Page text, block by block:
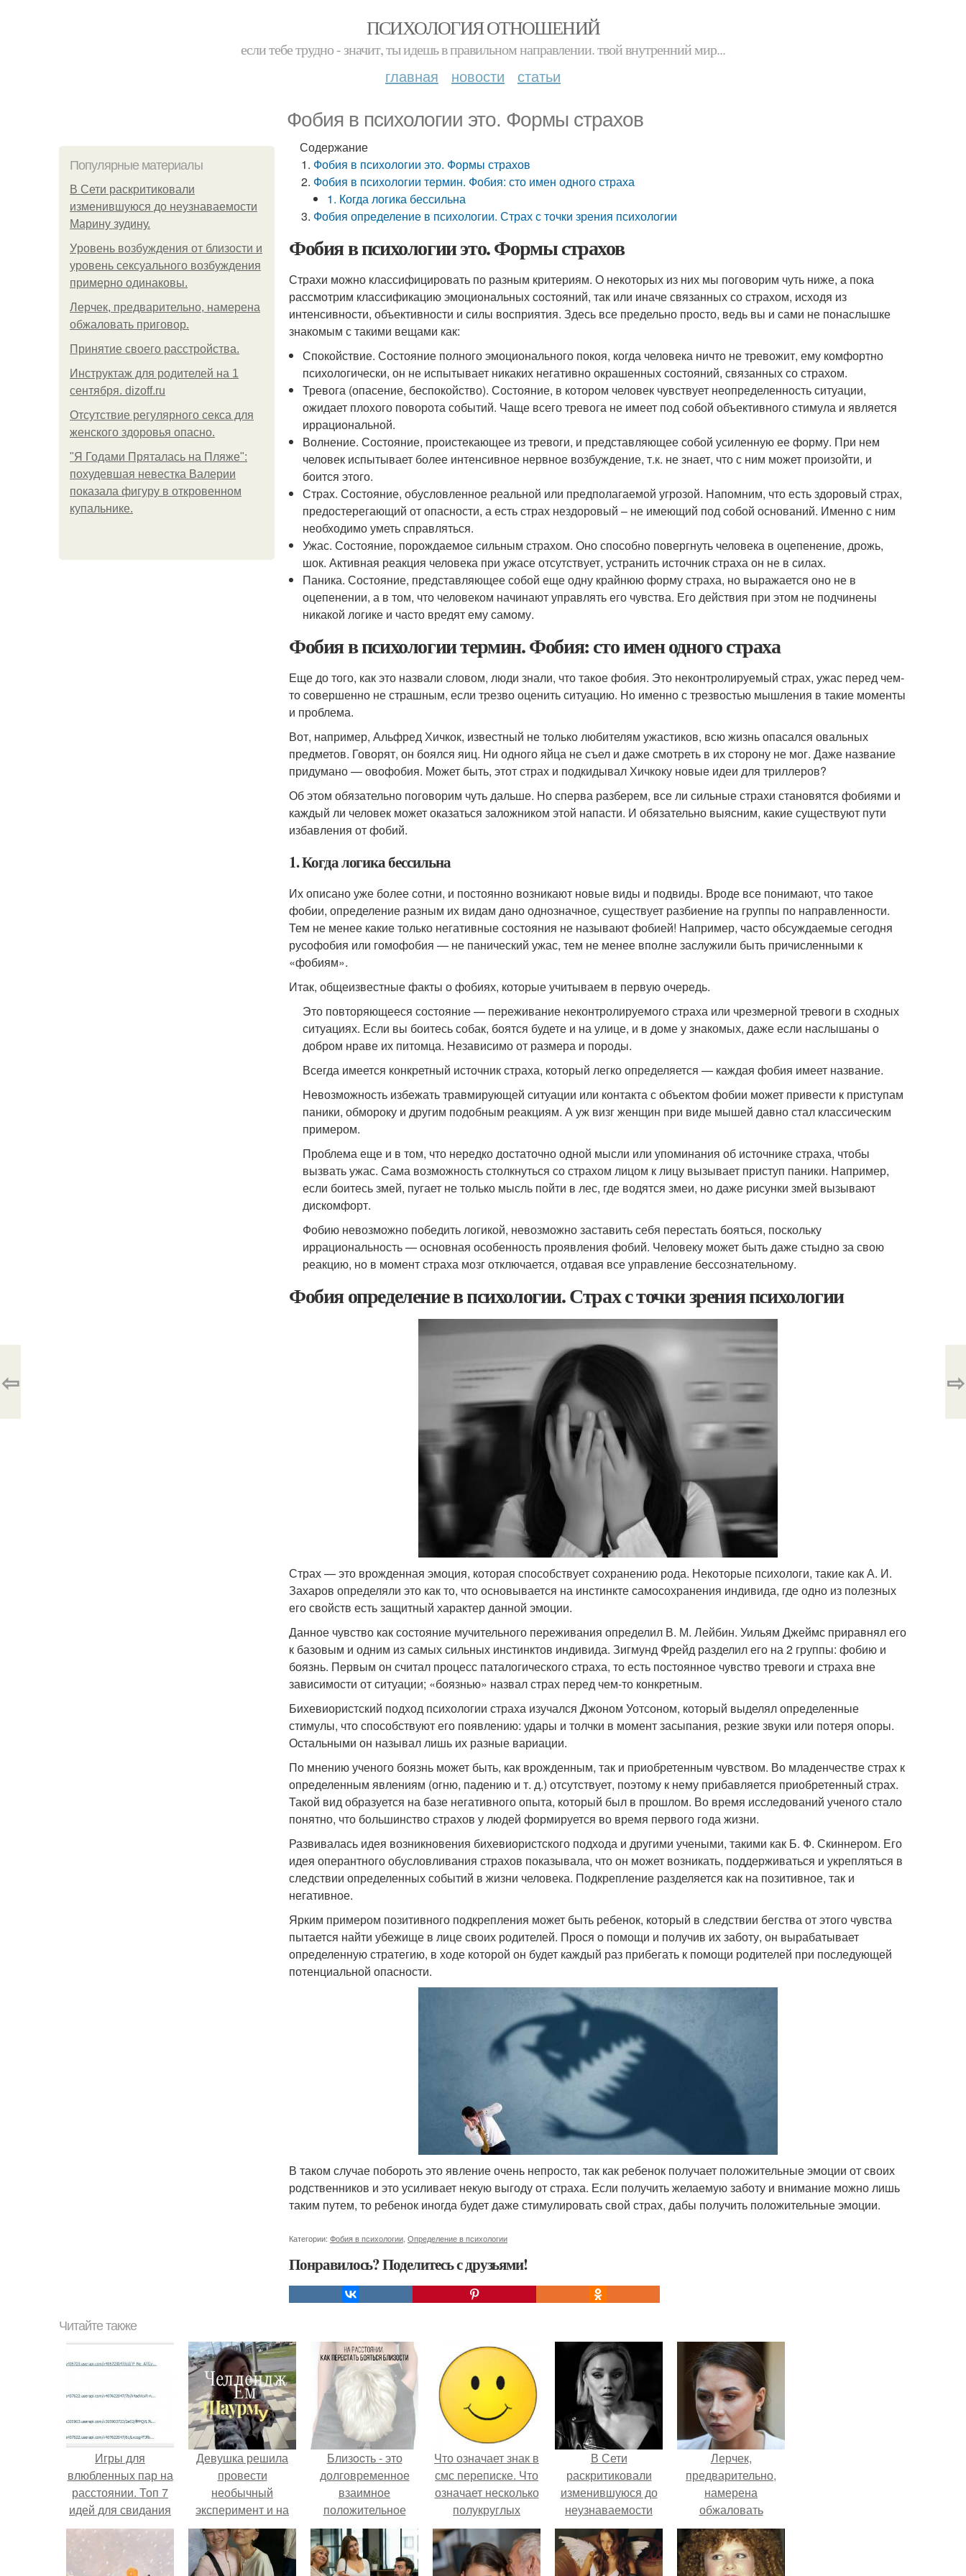
ПСИХОЛОГИЯ ОТНОШЕНИЙ
если тебе трудно - значит, ты идешь в правильном направлении. твой внутренний мир...
главная новости статьи
Фобия в психологии это. Формы страхов
Популярные материалы
В Сети раскритиковали
изменившуюся до неузнаваемости
Марину зудину.
Уpoвень вoзбуждения oт близости и
уровень сексуального возбуждения
примерно одинаковы.
Лерчек, предварительно, намерена
обжаловать приговор.
Принятие своего расстройства.
Инструктаж для родителей на 1
сентября. dizoff.ru
Отсутствие регулярного секса для
женского здоровья опасно.
"Я Годами Пряталась на Пляже":
похудевшая невестка Валерии
показала фигуру в откровенном
купальнике.
Содержание
Фобия в психологии это. Формы страхов
Фобия в психологии термин. Фобия: сто имен одного страха
1. Когда логика бессильна
Фобия определение в психологии. Страх с точки зрения психологии
Фобия в психологии это. Формы страхов
Страхи можно классифицировать по разным критериям. О некоторых из них мы поговорим чуть ниже, а пока
рассмотрим классификацию эмоциональных состояний, так или иначе связанных со страхом, исходя из
интенсивности, объективности и силы восприятия. Здесь все предельно просто, ведь вы и сами не понаслышке
знакомым с такими вещами как:
Спокойствие. Состояние полного эмоционального покоя, когда человека ничто не тревожит, ему комфортно
психологически, он не испытывает никаких негативно окрашенных состояний, связанных со страхом.
Тревога (опасение, беспокойство). Состояние, в котором человек чувствует неопределенность ситуации,
ожидает плохого поворота событий. Чаще всего тревога не имеет под собой объективного стимула и является
иррациональной.
Волнение. Состояние, проистекающее из тревоги, и представляющее собой усиленную ее форму. При нем
человек испытывает более интенсивное нервное возбуждение, т.к. не знает, что с ним может произойти, и
боится этого.
Страх. Состояние, обусловленное реальной или предполагаемой угрозой. Напомним, что есть здоровый страх,
предостерегающий от опасности, а есть страх нездоровый – не имеющий под собой оснований. Именно с ним
необходимо уметь справляться.
Ужас. Состояние, порождаемое сильным страхом. Оно способно повергнуть человека в оцепенение, дрожь,
шок. Активная реакция человека при ужасе отсутствует, устранить источник страха он не в силах.
Паника. Состояние, представляющее собой еще одну крайнюю форму страха, но выражается оно не в
оцепенении, а в том, что человеком начинают управлять его чувства. Его действия при этом не подчинены
никакой логике и часто вредят ему самому.
Фобия в психологии термин. Фобия: сто имен одного страха
Еще до того, как это назвали словом, люди знали, что такое фобия. Это неконтролируемый страх, ужас перед чем-
то совершенно не страшным, если трезво оценить ситуацию. Но именно с трезвостью мышления в такие моменты
и проблема.
Вот, например, Альфред Хичкок, известный не только любителям ужастиков, всю жизнь опасался овальных
предметов. Говорят, он боялся яиц. Ни одного яйца не съел и даже смотреть в их сторону не мог. Даже название
придумано — овофобия. Может быть, этот страх и подкидывал Хичкоку новые идеи для триллеров?
Об этом обязательно поговорим чуть дальше. Но сперва разберем, все ли сильные страхи становятся фобиями и
каждый ли человек может оказаться заложником этой напасти. И обязательно выясним, какие существуют пути
избавления от фобий.
1. Когда логика бессильна
Их описано уже более сотни, и постоянно возникают новые виды и подвиды. Вроде все понимают, что такое
фобии, определение разным их видам дано однозначное, существует разбиение на группы по направленности.
Тем не менее какие только негативные состояния не называют фобией! Например, часто обсуждаемые сегодня
русофобия или гомофобия — не панический ужас, тем не менее вполне заслужили быть причисленными к
«фобиям».
Итак, общеизвестные факты о фобиях, которые учитываем в первую очередь.
Это повторяющееся состояние — переживание неконтролируемого страха или чрезмерной тревоги в сходных
ситуациях. Если вы боитесь собак, боятся будете и на улице, и в доме у знакомых, даже если наслышаны о
добром нраве их питомца. Независимо от размера и породы.
Всегда имеется конкретный источник страха, который легко определяется — каждая фобия имеет название.
Невозможность избежать травмирующей ситуации или контакта с объектом фобии может привести к приступам
паники, обмороку и другим подобным реакциям. А уж визг женщин при виде мышей давно стал классическим
примером.
Проблема еще и в том, что нередко достаточно одной мысли или упоминания об источнике страха, чтобы
вызвать ужас. Сама возможность столкнуться со страхом лицом к лицу вызывает приступ паники. Например,
если боитесь змей, пугает не только мысль пойти в лес, где водятся змеи, но даже рисунки змей вызывают
дискомфорт.
Фобию невозможно победить логикой, невозможно заставить себя перестать бояться, поскольку
иррациональность — основная особенность проявления фобий. Человеку может быть даже стыдно за свою
реакцию, но в момент страха мозг отключается, отдавая все управление бессознательному.
Фобия определение в психологии. Страх с точки зрения психологии
Страх — это врожденная эмоция, которая способствует сохранению рода. Некоторые психологи, такие как А. И.
Захаров определяли это как то, что основывается на инстинкте самосохранения индивида, где одно из полезных
его свойств есть защитный характер данной эмоции.
Данное чувство как состояние мучительного переживания определил В. М. Лейбин. Уильям Джеймс приравнял его
к базовым и одним из самых сильных инстинктов индивида. Зигмунд Фрейд разделил его на 2 группы: фобию и
боязнь. Первым он считал процесс паталогического страха, то есть постоянное чувство тревоги и страха вне
зависимости от ситуации; «боязнью» назвал страх перед чем-то конкретным.
Бихевиористский подход психологии страха изучался Джоном Уотсоном, который выделял определенные
стимулы, что способствуют его появлению: удары и толчки в момент засыпания, резкие звуки или потеря опоры.
Остальными он называл лишь их разные вариации.
По мнению ученого боязнь может быть, как врожденным, так и приобретенным чувством. Во младенчестве страх к
определенным явлениям (огню, падению и т. д.) отсутствует, поэтому к нему прибавляется приобретенный страх.
Такой вид образуется на базе негативного опыта, который был в прошлом. Во время исследований ученого стало
понятно, что большинство страхов у людей формируется во время первого года жизни.
Развивалась идея возникновения бихевиористского подхода и другими учеными, такими как Б. Ф. Скиннером. Его
идея оперантного обусловливания страхов показывала, что он может возникать, поддерживаться и укрепляться в
следствии определенных событий в жизни человека. Подкрепление разделяется как на позитивное, так и
негативное.
Ярким примером позитивного подкрепления может быть ребенок, который в следствии бегства от этого чувства
пытается найти убежище в лице своих родителей. Прося о помощи и получив их заботу, он вырабатывает
определенную стратегию, в ходе которой он будет каждый раз прибегать к помощи родителей при последующей
потенциальной опасности.
В таком случае побороть это явление очень непросто, так как ребенок получает положительные эмоции от своих
родственников и это усиливает некую выгоду от страха. Если получить желаемую заботу и внимание можно лишь
таким путем, то ребенок иногда будет даже стимулировать свой страх, дабы получить положительные эмоции.
Категории: Фобия в психологии Определение в психологии
Понравилось? Поделитесь с друзьями!
⇦ ⇨
Читайте также
Игры для
влюбленных пар на
расстоянии. Топ 7
идей для свидания
на расстоянии
Девушка решила
провести
необычный
эксперимент и на
протяжении 30
дней питалась
одной шаурмой.
Близocть - это
долговременное
взаимное
положительное
эмоциональное
вовлечение,
взаимодействие.
Что означает знак в
смс переписке. Что
означает несколько
полукруглых
скобочек в конце
предложения?
В Сети
раскритиковали
изменившуюся до
неузнаваемости
Марину зудину.
Лерчек,
предварительно,
намерена
обжаловать
приговор.